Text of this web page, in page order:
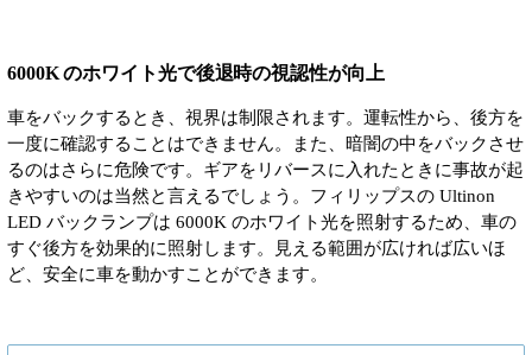
6000K のホワイト光で後退時の視認性が向上
車をバックするとき、視界は制限されます。運転性から、後方を
一度に確認することはできません。また、暗闇の中をバックさせ
るのはさらに危険です。ギアをリバースに入れたときに事故が起
きやすいのは当然と言えるでしょう。フィリップスの Ultinon
LED バックランプは 6000K のホワイト光を照射するため、車の
すぐ後方を効果的に照射します。見える範囲が広ければ広いほ
ど、安全に車を動かすことができます。